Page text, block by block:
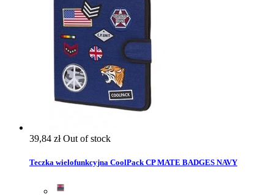
39,84 złOut of stock
Teczka wielofunkcyjna CoolPack CP MATE BADGES NAVY